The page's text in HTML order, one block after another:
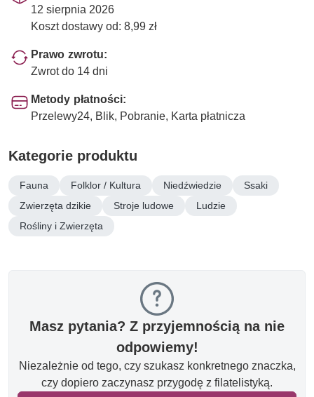
12 sierpnia 2026
Koszt dostawy od: 8,99 zł
Prawo zwrotu:
Zwrot do 14 dni
Metody płatności:
Przelewy24, Blik, Pobranie, Karta płatnicza
Kategorie produktu
Fauna Folklor / Kultura Niedźwiedzie
Ssaki
Zwierzęta dzikie
Stroje ludowe
Ludzie
Rośliny i Zwierzęta
Masz pytania? Z przyjemnością na nie
odpowiemy!
Niezależnie od tego, czy szukasz konkretnego znaczka,
czy dopiero zaczynasz przygodę z filatelistyką.